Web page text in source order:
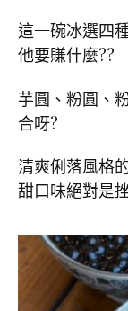
這一碗冰選四
他要賺什麼??
芋圓、粉圓、
合呀?
清爽俐落風格
甜口味絕對是